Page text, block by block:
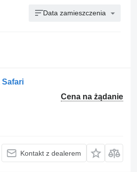
Data zamieszczenia
Safari
Cena na żądanie
Kontakt z dealerem